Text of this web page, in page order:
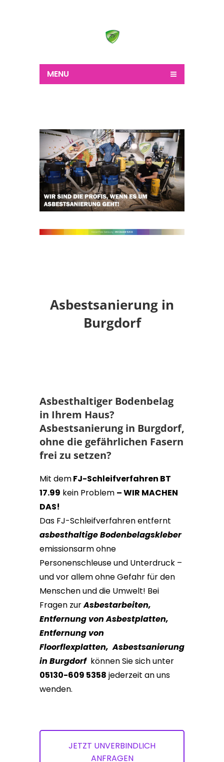
MENU
Asbestsanierung in
Burgdorf
Asbesthaltiger Bodenbelag
in Ihrem Haus?
Asbestsanierung in Burgdorf,
ohne die gefährlichen Fasern
frei zu setzen?
Mit demFJ-Schleifverfahren BT
17.99 kein Problem – WIR MACHEN
DAS!
Das FJ-Schleifverfahren entfernt
asbesthaltige Bodenbelagskleber
emissionsarm ohne
Personenschleuse und Unterdruck –
und vor allem ohne Gefahr für den
Menschen und die Umwelt! Bei
Fragen zurAsbestarbeiten,
Entfernung von Asbestplatten,
Entfernung von
Floorflexplatten,Asbestsanierung
in Burgdorf können Sie sich unter
05130-609 5358 jederzeit an uns
wenden.
JETZT UNVERBINDLICH
ANFRAGEN